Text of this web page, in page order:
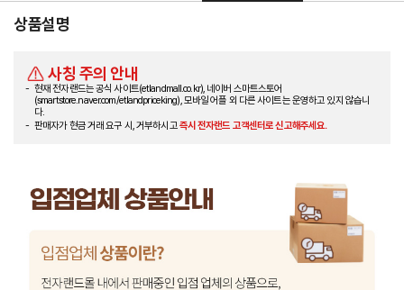
상품설명
사칭 주의 안내
현재 전자랜드는 공식 사이트(etlandmall.co.kr), 네이버 스마트스토어
(smartstore.naver.com/etlandpriceking), 모바일 어플 외 다른 사이트는 운영하고 있지 않습니
다.
판매자가 현금 거래 요구 시, 거부하시고즉시 전자랜드 고객센터로 신고해주세요.